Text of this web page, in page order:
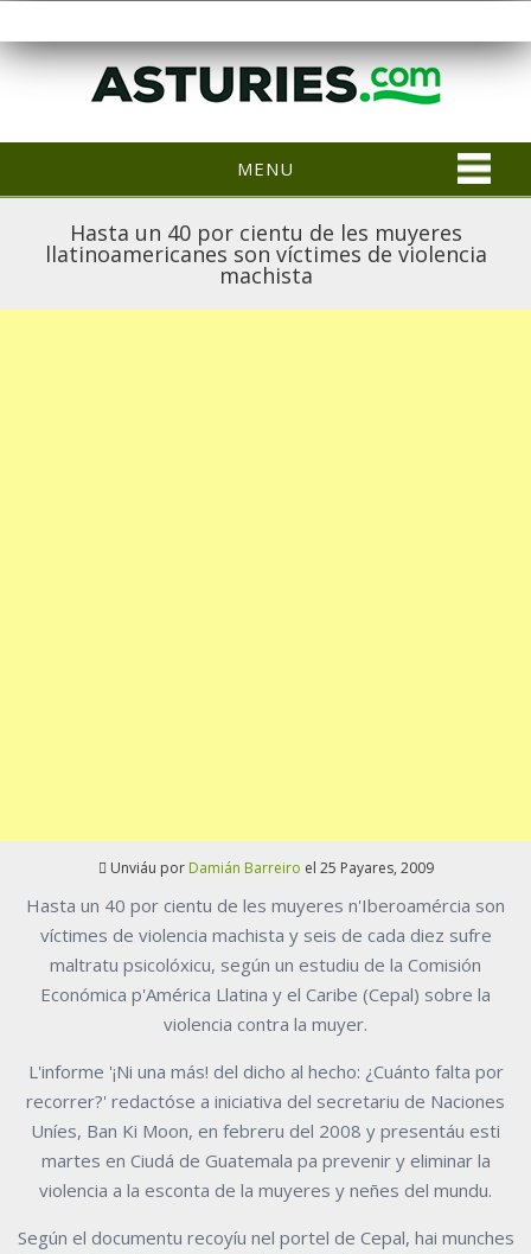
MENU
Hasta un 40 por cientu de les muyeres
llatinoamericanes son víctimes de violencia
machista
Unviáu por Damián Barreiro el 25 Payares, 2009
Hasta un 40 por cientu de les muyeres n'Iberoamércia son
víctimes de violencia machista y seis de cada diez sufre
maltratu psicolóxicu, según un estudiu de la Comisión
Económica p'América Llatina y el Caribe (Cepal) sobre la
violencia contra la muyer.
L'informe '¡Ni una más! del dicho al hecho: ¿Cuánto falta por
recorrer?' redactóse a iniciativa del secretariu de Naciones
Uníes, Ban Ki Moon, en febreru del 2008 y presentáu esti
martes en Ciudá de Guatemala pa prevenir y eliminar la
violencia a la esconta de la muyeres y neñes del mundu.
Según el documentu recoyíu nel portel de Cepal, hai munches